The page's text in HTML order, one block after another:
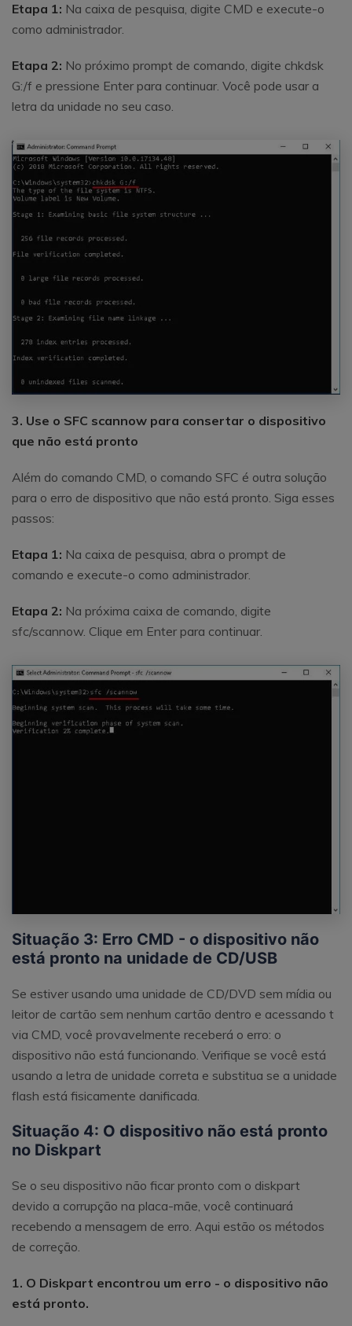
Etapa 1: Na caixa de pesquisa, digite CMD e execute-o
como administrador.
Etapa 2: No próximo prompt de comando, digite chkdsk
G:/f e pressione Enter para continuar. Você pode usar a
letra da unidade no seu caso.
3. Use o SFC scannow para consertar o dispositivo
que não está pronto
Além do comando CMD, o comando SFC é outra solução
para o erro de dispositivo que não está pronto. Siga esses
passos:
Etapa 1: Na caixa de pesquisa, abra o prompt de
comando e execute-o como administrador.
Etapa 2: Na próxima caixa de comando, digite
sfc/scannow. Clique em Enter para continuar.
Situação 3: Erro CMD - o dispositivo não
está pronto na unidade de CD/USB
Se estiver usando uma unidade de CD/DVD sem mídia ou
leitor de cartão sem nenhum cartão dentro e acessando t
via CMD, você provavelmente receberá o erro: o
dispositivo não está funcionando. Verifique se você está
usando a letra de unidade correta e substitua se a unidade
flash está fisicamente danificada.
Situação 4: O dispositivo não está pronto
no Diskpart
Se o seu dispositivo não ficar pronto com o diskpart
devido a corrupção na placa-mãe, você continuará
recebendo a mensagem de erro. Aqui estão os métodos
de correção.
1. O Diskpart encontrou um erro - o dispositivo não
está pronto.